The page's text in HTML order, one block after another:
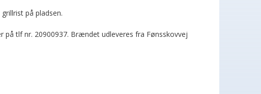
på pladsen.
på tlf nr. 20900937. Brændet udleveres fra Fønsskovvej